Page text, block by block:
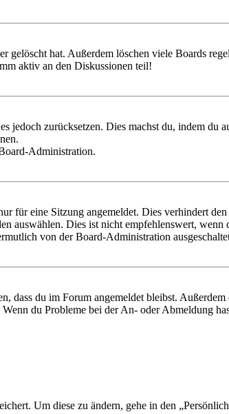
hat. Außerdem löschen viele Boards
aktiv an den Diskussionen teil!
zurücksetzen. Dies machst du, indem du
Administration.
für eine Sitzung angemeldet. Dies verhindert
auswählen. Dies ist nicht empfehlenswert,
von der Board-Administration
dass du im Forum angemeldet bleibst.
du Probleme bei der An- oder Abmeldung
Um diese zu ändern, gehe in den